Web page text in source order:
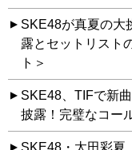
SKE48が真夏の大
露とセットリスト
ト＞
SKE48、TIFで新
披露！完璧なコー
SKE48・太田彩夏